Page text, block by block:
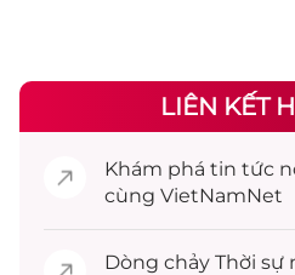
LIÊN KẾT
Khám phá tin tức
cùng VietNamNet
Dòng chảy Thời sự